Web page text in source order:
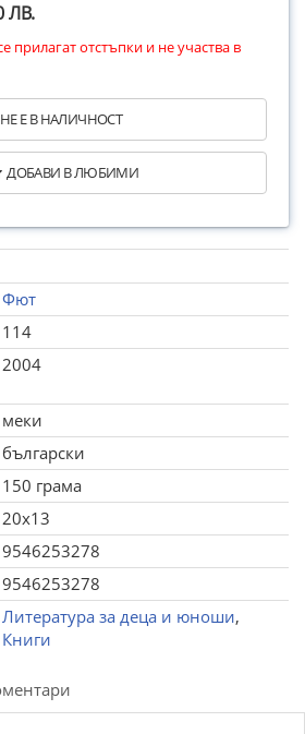
ЛВ.
прилагат отстъпки и не участва в
НЕ Е В НАЛИЧНОСТ
ДОБАВИ В ЛЮБИМИ
Фют
114
2004
меки
български
150 грама
20x13
9546253278
9546253278
Литература за деца и юноши,
Книги